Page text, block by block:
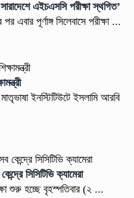
এইচএসসি পরীক্ষা স্থগিত’
এবার পূর্ণাঙ্গ সিলেবাসে পরীক্ষা ...
ইনস্টিটিউটে ইসলামি আরবি
সিসিটিভি ক্যামেরা
শুরু হচ্ছে বৃহস্পতিবার (২ ...